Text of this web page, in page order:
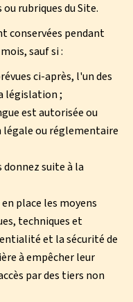
rubriques du Site.
conservées pendant
sauf si :
ci-après, l'un des
législation ;
est autorisée ou
légale ou réglementaire
donnez suite à la
place les moyens
techniques et
et la sécurité de
à empêcher leur
par des tiers non